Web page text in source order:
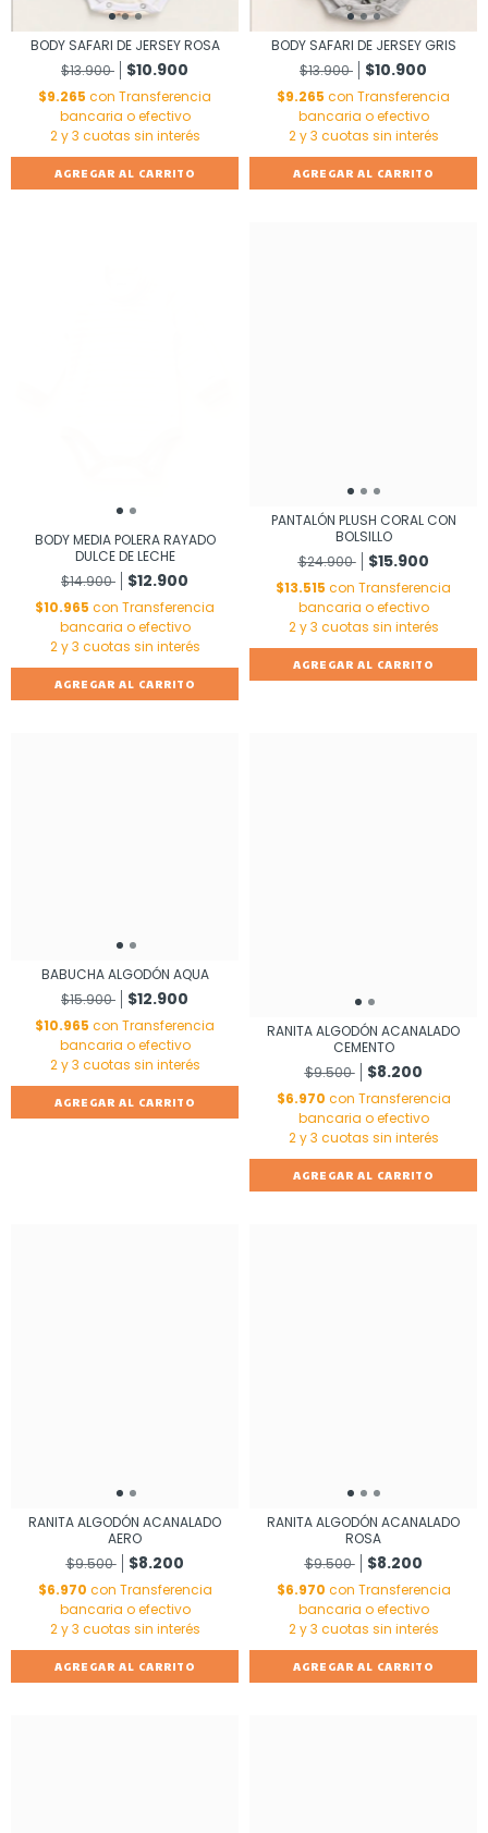
BODY SAFARI DE JERSEY ROSA
$13.900
$10.900
$9.265 con Transferencia
bancaria o efectivo
AGREGAR AL CARRITO
BODY SAFARI DE JERSEY GRIS
$13.900
$10.900
$9.265 con Transferencia
bancaria o efectivo
AGREGAR AL CARRITO
BODY MEDIA POLERA RAYADO
DULCE DE LECHE
$14.900
$12.900
$10.965 con Transferencia
bancaria o efectivo
AGREGAR AL CARRITO
PANTALÓN PLUSH CORAL CON
BOLSILLO
$24.900
$15.900
$13.515 con Transferencia
bancaria o efectivo
AGREGAR AL CARRITO
BABUCHA ALGODÓN AQUA
$15.900
$12.900
$10.965 con Transferencia
bancaria o efectivo
AGREGAR AL CARRITO
RANITA ALGODÓN ACANALADO
CEMENTO
$9.500
$8.200
$6.970 con Transferencia
bancaria o efectivo
AGREGAR AL CARRITO
RANITA ALGODÓN ACANALADO
AERO
$9.500
$8.200
$6.970 con Transferencia
bancaria o efectivo
AGREGAR AL CARRITO
RANITA ALGODÓN ACANALADO
ROSA
$9.500
$8.200
$6.970 con Transferencia
bancaria o efectivo
AGREGAR AL CARRITO